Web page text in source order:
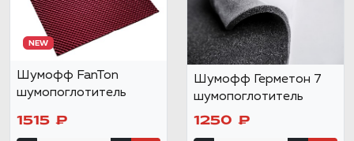
NEW
Шумофф FanTon
шумопоглотитель
1515 ₽
Шумофф Герметон 7
шумопоглотитель
1250 ₽